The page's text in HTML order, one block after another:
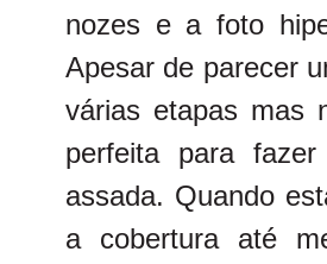
nozes e a foto
Apesar de parecer
várias etapas mas
perfeita para
assada. Quando
a cobertura até